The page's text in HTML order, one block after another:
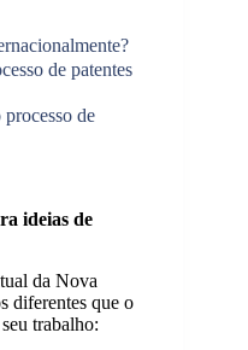
de patentes
de
ideias de
da Nova
diferentes que o
trabalho: